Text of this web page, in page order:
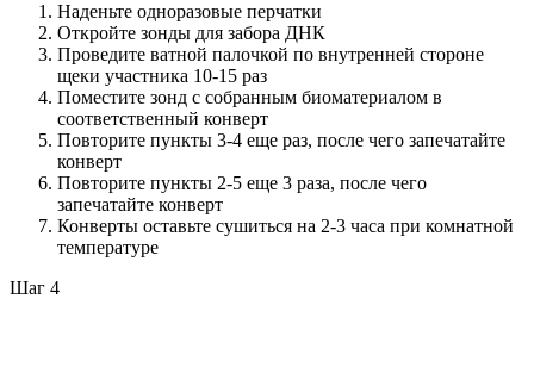
Наденьте одноразовые перчатки
Откройте зонды для забора ДНК
Проведите ватной палочкой по внутренней стороне
щеки участника 10-15 раз
Поместите зонд с собранным биоматериалом в
соответственный конверт
Повторите пункты 3-4 еще раз, после чего запечатайте
конверт
Повторите пункты 2-5 еще 3 раза, после чего
запечатайте конверт
Конверты оставьте сушиться на 2-3 часа при комнатной
температуре
Шаг 4